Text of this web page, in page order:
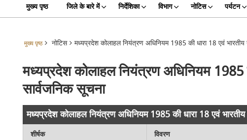
मुख्य पृष्ठ जिले के बारे में निर्देशिका विभाग नोटिस पर्यटन
मुख्य पृष्ठ नोटिस मध्यप्रदेश कोलाहल नियंत्रण अधिनियम 1985 की धारा 18 एवं
मध्यप्रदेश कोलाहल नियंत्रण अधिनियम 1985
सार्वजनिक सूचना
मध्यप्रदेश कोलाहल नियंत्रण अधिनियम 1985 की धारा 18 एवं
शीर्षक विवरण